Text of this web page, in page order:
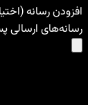
افزودن رسانه
رسانه‌های ارسالی